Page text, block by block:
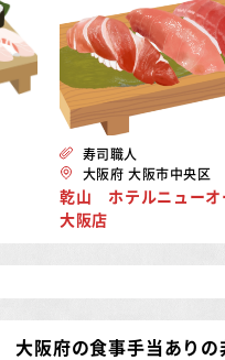
寿司職人
大阪府 大阪市中央区
乾山 ホテルニューオ
大阪店
大阪府の食事手当ありの